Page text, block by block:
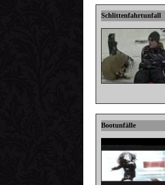
Schlittenfahrtunfall
Bootunfälle